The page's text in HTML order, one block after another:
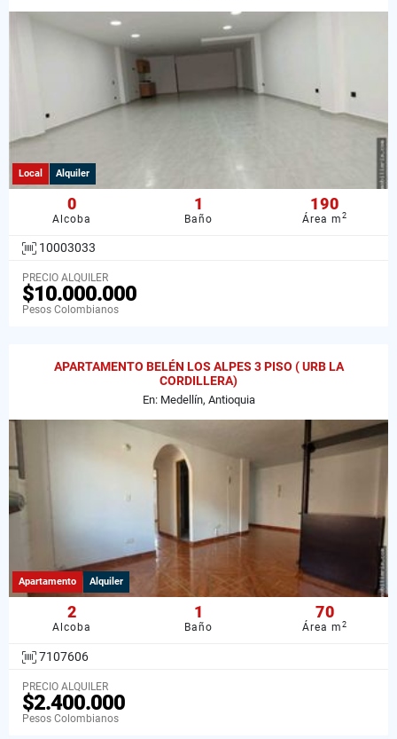
Local Alquiler
0
Alcoba
1
Baño
190
Área m2
10003033
PRECIO ALQUILER
$10.000.000
Pesos Colombianos
APARTAMENTO BELÉN LOS ALPES 3 PISO ( URB LA
CORDILLERA)
En: Medellín, Antioquia
Apartamento Alquiler
2
Alcoba
1
Baño
70
Área m2
7107606
PRECIO ALQUILER
$2.400.000
Pesos Colombianos